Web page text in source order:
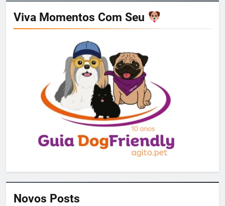
Viva Momentos Com Seu
Novos Posts